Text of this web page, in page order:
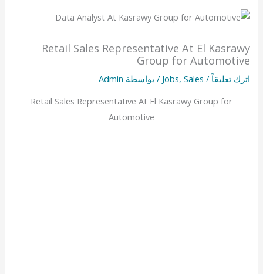
Retail Sales Representative At El Kasrawy
Group for Automotive
اترك تعليقاً /
Jobs, Sales / بواسطة Admin
Retail Sales Representative At El Kasrawy Group for
Automotive